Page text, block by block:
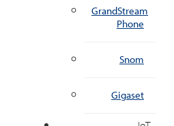
GrandStream
Phone
Snom
Gigaset